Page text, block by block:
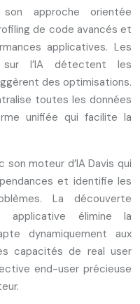
approche orientée
de code avancés et
applicatives. Les
sur l’IA détectent les
des optimisations.
toutes les données
unifiée qui facilite la
son moteur d’IA Davis qui
et identifie les
La découverte
applicative élimine la
dynamiquement aux
capacités de real user
end-user précieuse